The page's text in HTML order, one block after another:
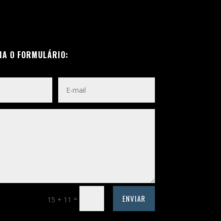
O FORMULÁRIO:
15 + 11 = ENVIAR